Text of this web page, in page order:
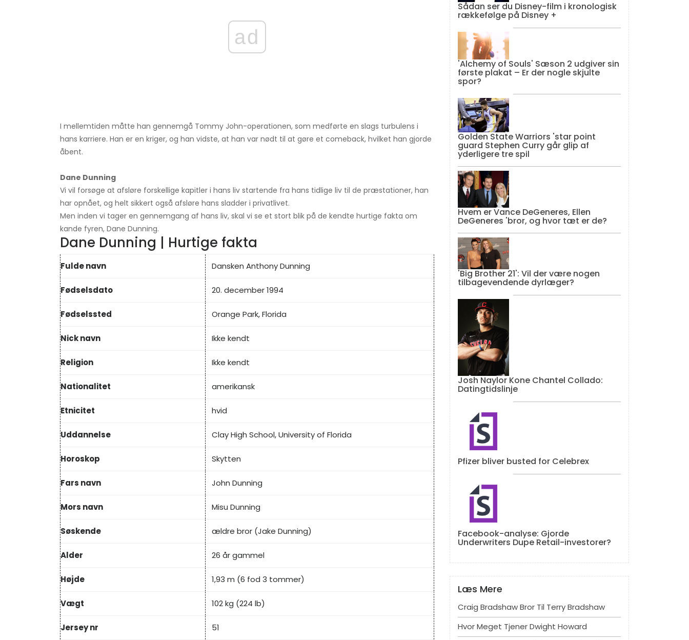
ad
I mellemtiden måtte han gennemgå Tommy John-operationen, som medførte en slags turbulens i
hans karriere. Han er en kriger, og han vidste, at han var nødt til at gøre et comeback, hvilket han gjorde
åbent.
Dane Dunning
Vi vil forsøge at afsløre forskellige kapitler i hans liv startende fra hans tidlige liv til de præstationer, han
har opnået, og helt sikkert også afsløre hans sladder i privatlivet.
Men inden vi tager en gennemgang af hans liv, skal vi se et stort blik på de kendte hurtige fakta om
kande fyren, Dane Dunning.
Dane Dunning | Hurtige fakta
Fulde navn Dansken Anthony Dunning
Fødselsdato 20. december 1994
Fødselssted Orange Park, Florida
Nick navn Ikke kendt
Religion Ikke kendt
Nationalitet amerikansk
Etnicitet hvid
Uddannelse Clay High School, University of Florida
Horoskop Skytten
Fars navn John Dunning
Mors navn Misu Dunning
Søskende ældre bror (Jake Dunning)
Alder 26 år gammel
Højde 1,93 m (6 fod 3 tommer)
Vægt 102 kg (224 lb)
Jersey nr 51
Sådan ser du Disney-film i kronologisk
rækkefølge på Disney +
'Alchemy of Souls' Sæson 2 udgiver sin
første plakat – Er der nogle skjulte
spor?
Golden State Warriors 'star point
guard Stephen Curry går glip af
yderligere tre spil
Hvem er Vance DeGeneres, Ellen
DeGeneres 'bror, og hvor tæt er de?
'Big Brother 21': Vil der være nogen
tilbagevendende dyrlæger?
Josh Naylor Kone Chantel Collado:
Datingtidslinje
Pfizer bliver busted for Celebrex
Facebook-analyse: Gjorde
Underwriters Dupe Retail-investorer?
Læs Mere
Craig Bradshaw Bror Til Terry Bradshaw
Hvor Meget Tjener Dwight Howard